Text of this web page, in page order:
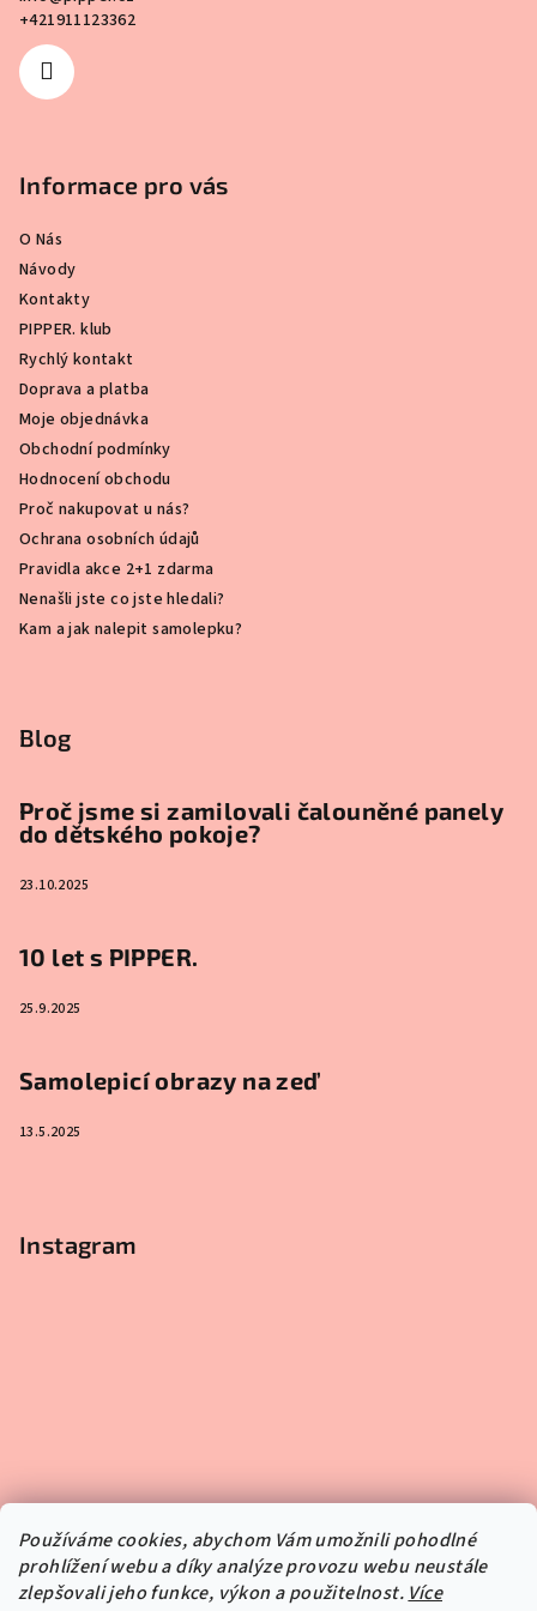
Používáme cookies, abychom Vám umožnili pohodlné
prohlížení webu a díky analýze provozu webu neustále
zlepšovali jeho funkce, výkon a použitelnost. Více
+421911123362
Informace pro vás
O Nás
Návody
Kontakty
PIPPER. klub
Rychlý kontakt
Doprava a platba
Moje objednávka
Obchodní podmínky
Hodnocení obchodu
Proč nakupovat u nás?
Ochrana osobních údajů
Pravidla akce 2+1 zdarma
Nenašli jste co jste hledali?
Kam a jak nalepit samolepku?
Blog
Proč jsme si zamilovali čalouněné panely
do dětského pokoje?
23.10.2025
10 let s PIPPER.
25.9.2025
Samolepicí obrazy na zeď
13.5.2025
Instagram